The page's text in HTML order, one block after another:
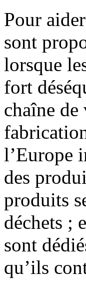
Pour
sont
lorsque
fort
chaîne
l’Europe
des
produits
déchets ;
sont
qu’ils